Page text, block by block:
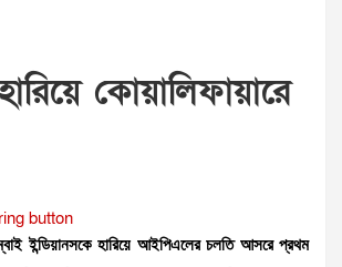
কোয়ালিফায়ারে
ইন্ডিয়ানসকে হারিয়ে আইপিএলের চলতি আসরে প্রথম